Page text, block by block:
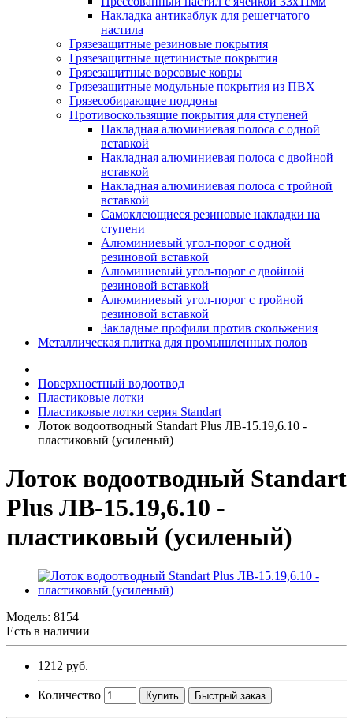
Накладка антикаблук для решетчатого
настила
Грязезащитные резиновые покрытия
Грязезащитные щетинистые покрытия
Грязезащитные ворсовые ковры
Грязезащитные модульные покрытия из ПВХ
Грязесобирающие поддоны
Противоскользящие покрытия для ступеней
Накладная алюминиевая полоса с одной
вставкой
Накладная алюминиевая полоса с двойной
вставкой
Накладная алюминиевая полоса с тройной
вставкой
Самоклеющиеся резиновые накладки на
ступени
Алюминиевый угол-порог с одной
резиновой вставкой
Алюминиевый угол-порог с двойной
резиновой вставкой
Алюминиевый угол-порог с тройной
резиновой вставкой
Закладные профили против скольжения
Металлическая плитка для промышленных полов
Поверхностный водоотвод
Пластиковые лотки
Пластиковые лотки серия Standart
Лоток водоотводный Standart Plus ЛВ-15.19,6.10 -
пластиковый (усиленый)
Лоток водоотводный Standart
Plus ЛВ-15.19,6.10 -
пластиковый (усиленый)
Модель: 8154
Есть в наличии
1212 руб.
Количество Купить Быстрый заказ